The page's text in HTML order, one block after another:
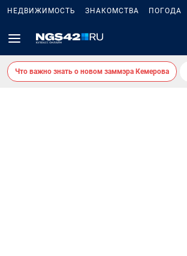
НЕДВИЖИМОСТЬ ЗНАКОМСТВА ПОГОДА
Что важно знать о новом заммэра Кемерова